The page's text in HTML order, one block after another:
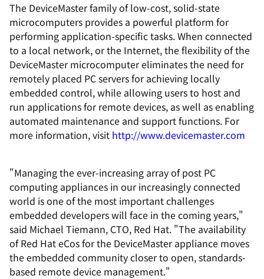
The DeviceMaster family of low-cost, solid-state
microcomputers provides a powerful platform for
performing application-specific tasks. When connected
to a local network, or the Internet, the flexibility of the
DeviceMaster microcomputer eliminates the need for
remotely placed PC servers for achieving locally
embedded control, while allowing users to host and
run applications for remote devices, as well as enabling
automated maintenance and support functions. For
more information, visit http://www.devicemaster.com
"Managing the ever-increasing array of post PC
computing appliances in our increasingly connected
world is one of the most important challenges
embedded developers will face in the coming years,"
said Michael Tiemann, CTO, Red Hat. "The availability
of Red Hat eCos for the DeviceMaster appliance moves
the embedded community closer to open, standards-
based remote device management."